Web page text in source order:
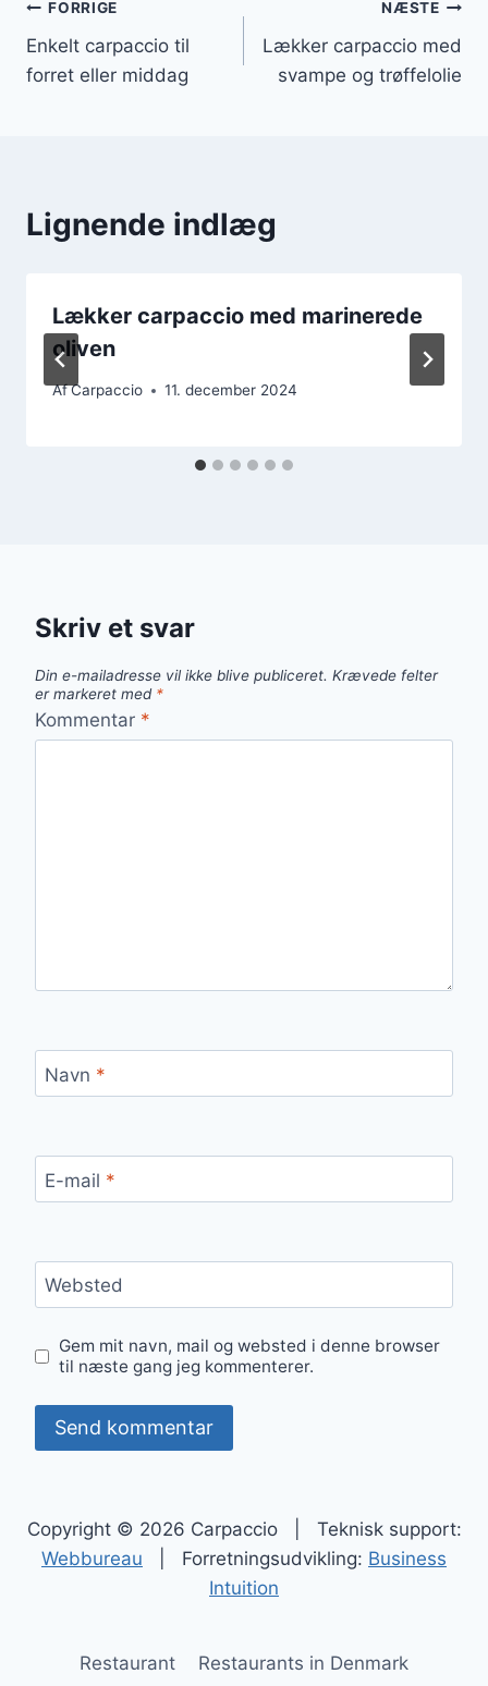
Indlægsnavigation
FORRIGE
Enkelt carpaccio til
forret eller middag
NÆSTE
Lækker carpaccio med
svampe og trøffelolie
Lignende indlæg
Lækker carpaccio med marinerede
oliven
AfCarpaccio 11. december 2024
Skriv et svar
Din e-mailadresse vil ikke blive publiceret. Krævede felter
er markeret med *
Kommentar *
Navn *
E-mail *
Websted
Gem mit navn, mail og websted i denne browser
til næste gang jeg kommenterer.
Copyright © 2026 Carpaccio | Teknisk support:
Webbureau | Forretningsudvikling: Business
Intuition
Restaurant Restaurants in Denmark